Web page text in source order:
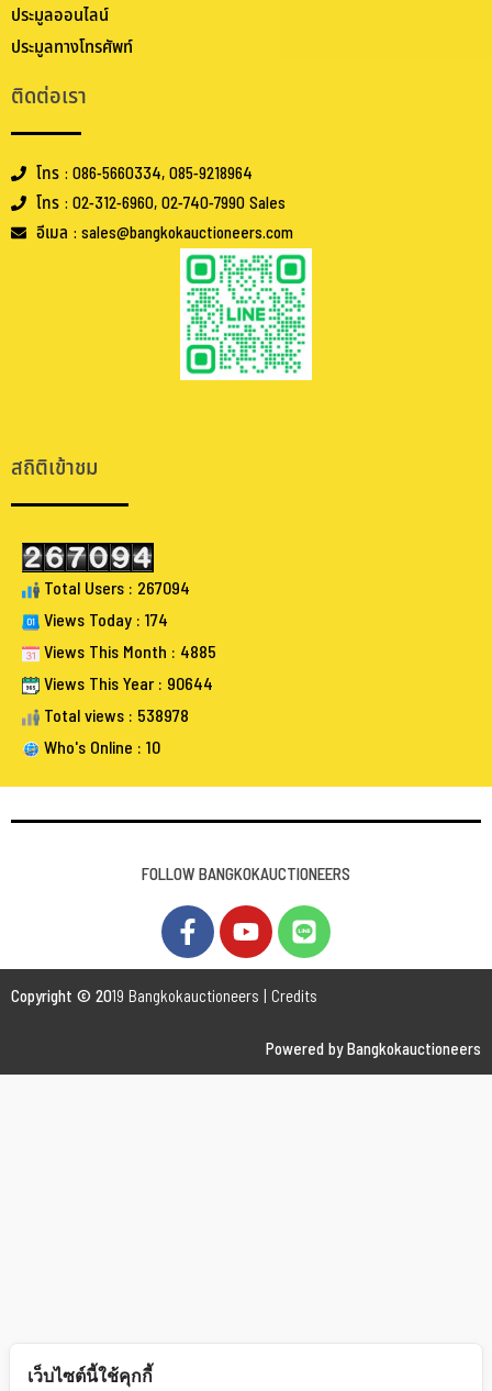
ประมูลออนไลน์
ประมูลทางโทรศัพท์
ติดต่อเรา
โทร : 086-5660334, 085-9218964
โทร : 02-312-6960, 02-740-7990 Sales
อีเมล : sales@bangkokauctioneers.com
สถิติเข้าชม
Total Users : 267094
Views Today : 174
Views This Month : 4885
Views This Year : 90644
Total views : 538978
Who's Online : 10
FOLLOW BANGKOKAUCTIONEERS
Copyright © 2019 Bangkokauctioneers | Credits
Powered by Bangkokauctioneers
เว็บไซต์นี้ใช้คุกกี้